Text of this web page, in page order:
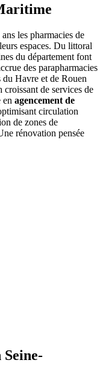
les pharmacies de
espaces. Du littoral
du département font
des parapharmacies
Havre et de Rouen
croissant de services de
en agencement de
circulation
de zones de
rénovation pensée
Seine-